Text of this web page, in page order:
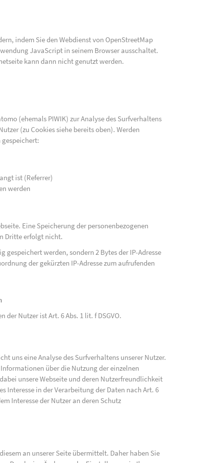
indem Sie den Webdienst von OpenStreetMap
JavaScript in seinem Browser ausschaltet.
kann dann nicht genutzt werden.
(ehemals PIWIK) zur Analyse des Surfverhaltens
(zu Cookies siehe bereits oben). Werden
gespeichert:
ist (Referrer)
werden
Eine Speicherung der personenbezogenen
Dritte erfolgt nicht.
werden, sondern 2 Bytes der IP-Adresse
der gekürzten IP-Adresse zum aufrufenden
Nutzer ist Art. 6 Abs. 1 lit. f DSGVO.
uns eine Analyse des Surfverhaltens unserer Nutzer.
über die Nutzung der einzelnen
unsere Webseite und deren Nutzerfreundlichkeit
Interesse in der Verarbeitung der Daten nach Art. 6
Interesse der Nutzer an deren Schutz
an unserer Seite übermittelt. Daher haben Sie